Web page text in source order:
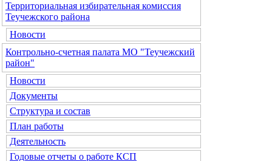
Территориальная избирательная комиссия
Теучежского района
Новости
Контрольно-счетная палата МО "Теучежский
район"
Новости
Документы
Структура и состав
План работы
Деятельность
Годовые отчеты о работе КСП